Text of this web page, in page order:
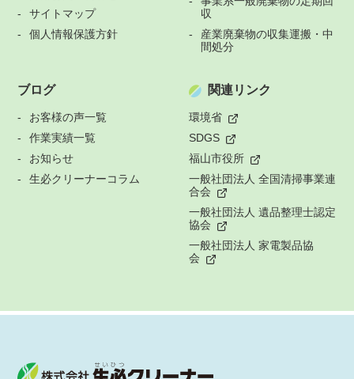
サイトマップ
個人情報保護方針
収
産業廃棄物の収集運搬・中
間処分
ブログ
お客様の声一覧
作業実績一覧
お知らせ
生必クリーナーコラム
関連リンク
環境省
SDGS
福山市役所
一般社団法人 全国清掃事業連
合会
一般社団法人 遺品整理士認定
協会
一般社団法人 家電製品協
会